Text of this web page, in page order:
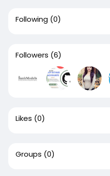
Following (0)
Followers (6)
Likes (0)
Groups (0)